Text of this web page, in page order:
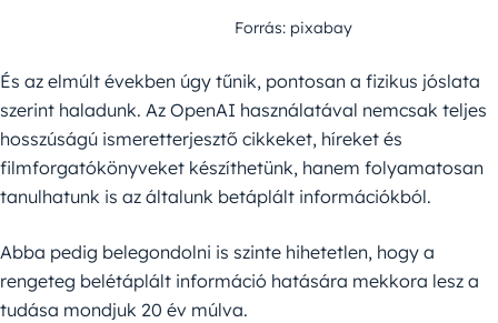
Forrás: pixabay
És az elmúlt években úgy tűnik, pontosan a fizikus jóslata
szerint haladunk. Az OpenAI használatával nemcsak teljes
hosszúságú ismeretterjesztő cikkeket, híreket és
filmforgatókönyveket készíthetünk, hanem folyamatosan
tanulhatunk is az általunk betáplált információkból.
Abba pedig belegondolni is szinte hihetetlen, hogy a
rengeteg belétáplált információ hatására mekkora lesz a
tudása mondjuk 20 év múlva.